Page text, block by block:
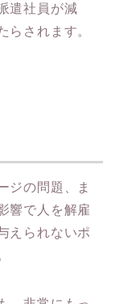
遣社員が減
らされます。
ジの問題、ま
響で人を解雇
えられないポ